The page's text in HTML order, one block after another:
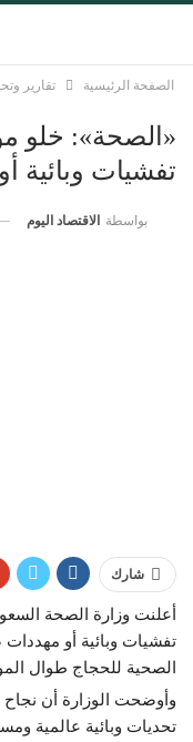
الصفحة الرئيسية تقارير
تفشيات وبائية
بواسطة الاقتصاد اليوم
شارك
تفشيات وبائية أو
الصحية للحجاج طوال
وأوضحت الوزارة أن
تحديات وبائية عالمية